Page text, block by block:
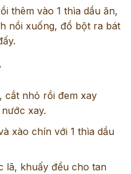
thêm vào 1 thìa dầu ăn,
nồi xuống, đổ bột ra bát
cắt nhỏ rồi đem xay
xay.
xào chín với 1 thìa dầu
lã, khuấy đều cho tan